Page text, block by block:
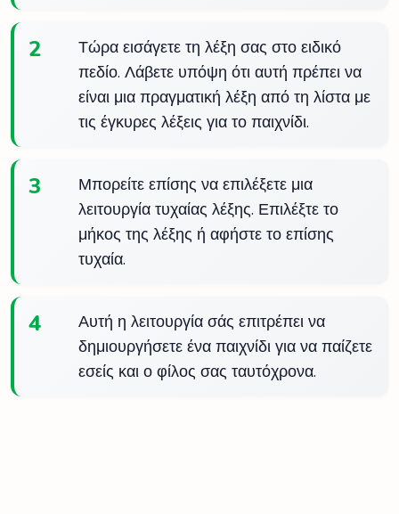
2
Τώρα εισάγετε τη λέξη σας στο ειδικό
πεδίο. Λάβετε υπόψη ότι αυτή πρέπει να
είναι μια πραγματική λέξη από τη λίστα με
τις έγκυρες λέξεις για το παιχνίδι.
3
Μπορείτε επίσης να επιλέξετε μια
λειτουργία τυχαίας λέξης. Επιλέξτε το
μήκος της λέξης ή αφήστε το επίσης
τυχαία.
4
Αυτή η λειτουργία σάς επιτρέπει να
δημιουργήσετε ένα παιχνίδι για να παίζετε
εσείς και ο φίλος σας ταυτόχρονα.